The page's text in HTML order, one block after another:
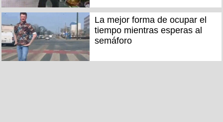
La mejor forma de ocupar el
tiempo mientras esperas al
semáforo